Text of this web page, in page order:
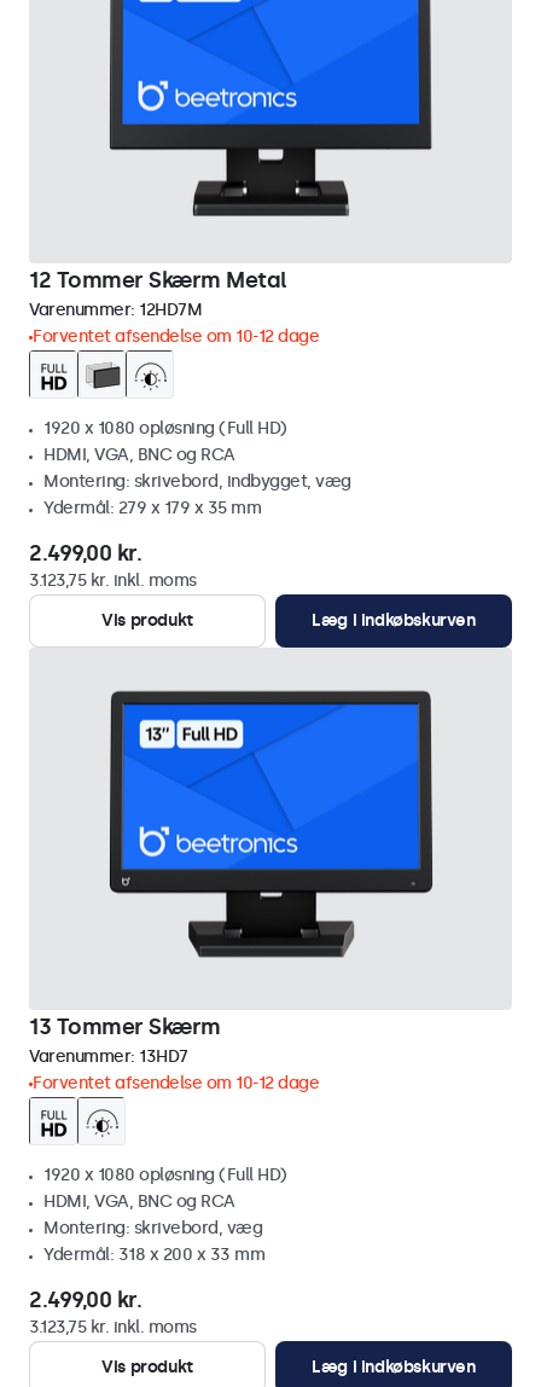
12 Tommer Skærm Metal
Varenummer: 12HD7M
Forventet afsendelse om 10-12 dage
1920 x 1080 opløsning (Full HD)
HDMI, VGA, BNC og RCA
Montering: skrivebord, indbygget, væg
Ydermål: 279 x 179 x 35 mm
2.499,00 kr.
3.123,75 kr. inkl. moms
Vis produkt
Læg i indkøbskurven
13 Tommer Skærm
Varenummer: 13HD7
Forventet afsendelse om 10-12 dage
1920 x 1080 opløsning (Full HD)
HDMI, VGA, BNC og RCA
Montering: skrivebord, væg
Ydermål: 318 x 200 x 33 mm
2.499,00 kr.
3.123,75 kr. inkl. moms
Vis produkt
Læg i indkøbskurven